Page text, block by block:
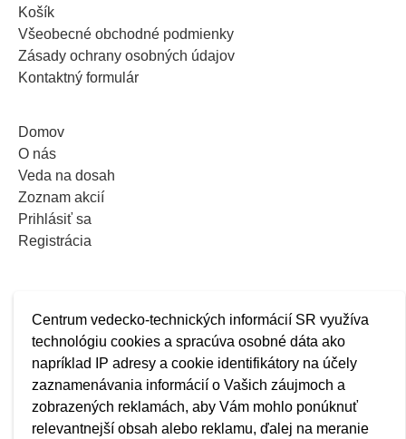
Centrum vedecko-technických informácií SR využíva
technológiu cookies a spracúva osobné dáta ako
napríklad IP adresy a cookie identifikátory na účely
zaznamenávania informácií o Vašich záujmoch a
zobrazených reklamách, aby Vám mohlo ponúknuť
relevantnejší obsah alebo reklamu, ďalej na meranie
Košík
Všeobecné obchodné podmienky
Zásady ochrany osobných údajov
Kontaktný formulár
Domov
O nás
Veda na dosah
Zoznam akcií
Prihlásiť sa
Registrácia